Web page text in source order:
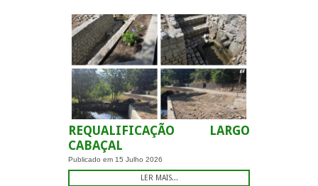
REQUALIFICAÇÃO LARGO
CABAÇAL
Publicado em 15 Julho 2026
LER MAIS...